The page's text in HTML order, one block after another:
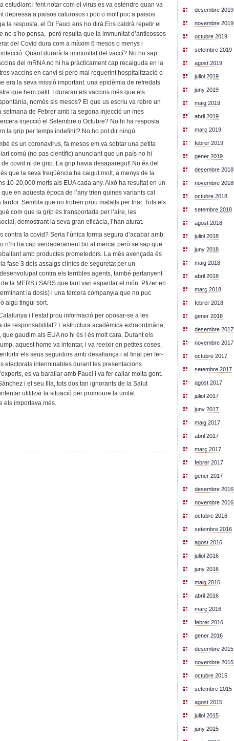
estudiant i fent notar com el virus es va estendre quan va
depressa a països calurosos i poc o molt poc a països
la resposta, el Dr Fauci ens ho dirà.Ens caldrà repetir el
no s’ho pensa, però resulta que la immunitat d’anticossos
del Covid dura com a màxim 6 mesos o menys i
Quant durarà la immunitat del vaccí? No ho sap
del mRNA no hi ha pràcticament cap recaiguda en la
vaccins en canvi sí però mai requerint hospitalització o
era la seva missió important: una epidèmia de refredats
que hem patit. I duraran els vaccins més que els
només sis mesos? El que us escriu va rebre un
setmana de Febrer amb la segona injecció un mes
injecció el Setembre o Octubre? No hi ha resposta.
la grip per temps indefinit? No ho pot dir ningú.
és un coronavirus, fa mesos em va sobtar una petita
comú (no pas científic) anunciant que un país no hi
covid ni de grip. La grip havia desaparegut! No és del
que la seva freqüència ha caigut molt, a menys de la
10-20,000 morts als EUA cada any. Això ha resultat en un
en aquesta època de l’any trien quines variants cal
Sembla que no troben prou malalts per triar. Tots els
com que la grip és transportada per l’aire, les
demostrant la seva gran eficàcia, l’han aturat.
contra la covid? Seria l’única forma segura d’acabar amb
n’hi ha cap verdaderament bo al mercat però se sap que
amb productes prometedors. La més avençada és
fase 3 dels assaigs clínics de seguretat per un
contra els terribles agents, també pertanyent
la MERS i SARS que tant van espantar el món. Pfizer en
la dosis) i una tercera companyia que no puc
algú tingui sort.
i l’estat prou informació per oposar-se a les
de responsabilitat? L’estructura acadèmica extraordinària,
gaudim als EUA no hi és i és molt cara. Durant els
aquest home va intentar, i va reeixir en petites coses,
els seus seguidors amb desafiança i al final per fer-
electorals interminables durant les presentacions
es va barallar amb Fauci i va fer callar molta gent.
i el seu Illa, tots dos tan ignorants de la Salut
utilitzar la situació per promoure la unitat
els importava més.
desembre 2019
novembre 2019
octubre 2019
setembre 2019
agost 2019
juliol 2019
juny 2019
maig 2019
abril 2019
març 2019
febrer 2019
gener 2019
desembre 2018
novembre 2018
octubre 2018
setembre 2018
agost 2018
juliol 2018
juny 2018
maig 2018
abril 2018
març 2018
febrer 2018
gener 2018
desembre 2017
novembre 2017
octubre 2017
setembre 2017
agost 2017
juliol 2017
juny 2017
maig 2017
abril 2017
març 2017
febrer 2017
gener 2017
desembre 2016
novembre 2016
octubre 2016
setembre 2016
agost 2016
juliol 2016
juny 2016
maig 2016
abril 2016
març 2016
febrer 2016
gener 2016
desembre 2015
novembre 2015
octubre 2015
setembre 2015
agost 2015
juliol 2015
juny 2015